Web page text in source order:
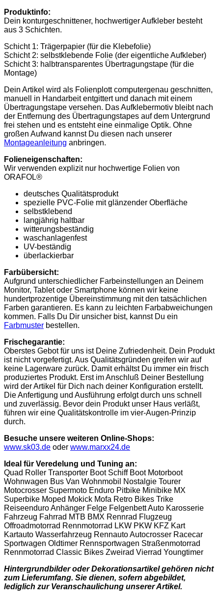
Decal
türkische
Motorrad
Türkiye
Menge
Produktinfo:
Dein konturgeschnittener, hochwertiger Aufkleber besteht
aus 3 Schichten.
Schicht 1: Trägerpapier (für die Klebefolie)
Schicht 2: selbstklebende Folie (der eigentliche Aufkleber)
Schicht 3: halbtransparentes Übertragungstape (für die
Montage)
Dein Artikel wird als Folienplott computergenau geschnitten,
manuell in Handarbeit entgittert und danach mit einem
Übertragungstape versehen. Das Aufklebermotiv bleibt nach
der Entfernung des Übertragungstapes auf dem Untergrund
frei stehen und es entsteht eine einmalige Optik. Ohne
großen Aufwand kannst Du diesen nach unserer
Montageanleitung anbringen.
Folieneigenschaften:
Wir verwenden explizit nur hochwertige Folien von
ORAFOL®
deutsches Qualitätsprodukt
spezielle PVC-Folie mit glänzender Oberfläche
selbstklebend
langjährig haltbar
witterungsbeständig
waschanlagenfest
UV-beständig
überlackierbar
Farbübersicht:
Aufgrund unterschiedlicher Farbeinstellungen an Deinem
Monitor, Tablet oder Smartphone können wir keine
hundertprozentige Übereinstimmung mit den tatsächlichen
Farben garantieren. Es kann zu leichten Farbabweichungen
kommen. Falls Du Dir unsicher bist, kannst Du ein
Farbmuster bestellen.
Frischegarantie:
Oberstes Gebot für uns ist Deine Zufriedenheit. Dein Produkt
ist nicht vorgefertigt. Aus Qualitätsgründen greifen wir auf
keine Lagerware zurück. Damit erhältst Du immer ein frisch
produziertes Produkt. Erst im Anschluß Deiner Bestellung
wird der Artikel für Dich nach deiner Konfiguration erstellt.
Die Anfertigung und Ausführung erfolgt durch uns schnell
und zuverlässig. Bevor dein Produkt unser Haus verläßt,
führen wir eine Qualitätskontrolle im vier-Augen-Prinzip
durch.
Besuche unsere weiteren Online-Shops:
www.sk03.de oder www.marxx24.de
Ideal für Veredelung und Tuning an:
Quad Roller Transporter Boot Schiff Boot Motorboot
Wohnwagen Bus Van Wohnmobil Nostalgie Tourer
Motocrosser Supermoto Enduro Pitbike Minibike MX
Superbike Moped Mokick Mofa Retro Bikes Trike
Reiseenduro Anhänger Felge Felgenbett Auto Karosserie
Fahrzeug Fahrrad MTB BMX Rennrad Flugzeug
Offroadmotorrad Rennmotorrad LKW PKW KFZ Kart
Kartauto Wasserfahrzeug Rennauto Autocrosser Racecar
Sportwagen Oldtimer Rennsportwagen Straßenmotorrad
Rennmotorrad Classic Bikes Zweirad Vierrad Youngtimer
Hintergrundbilder oder Dekorationsartikel gehören nicht
zum Lieferumfang. Sie dienen, sofern abgebildet,
lediglich zur Veranschaulichung unserer Artikel.